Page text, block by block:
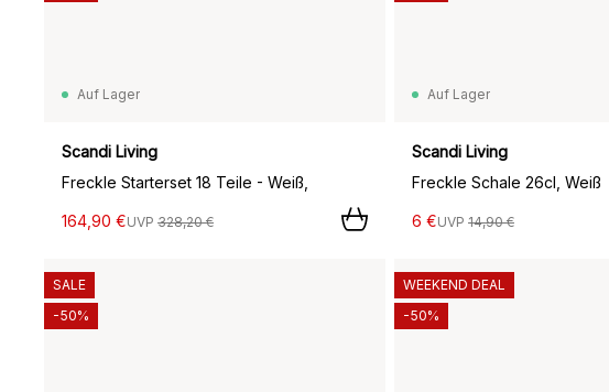
Auf Lager
Scandi Living
Freckle Starterset 18 Teile - Weiß,
164,90 €UVP 328,20 €
Auf Lager
Scandi Living
Freckle Schale 26cl, Weiß
6 €UVP 14,90 €
SALE
-50%
WEEKEND DEAL
-50%